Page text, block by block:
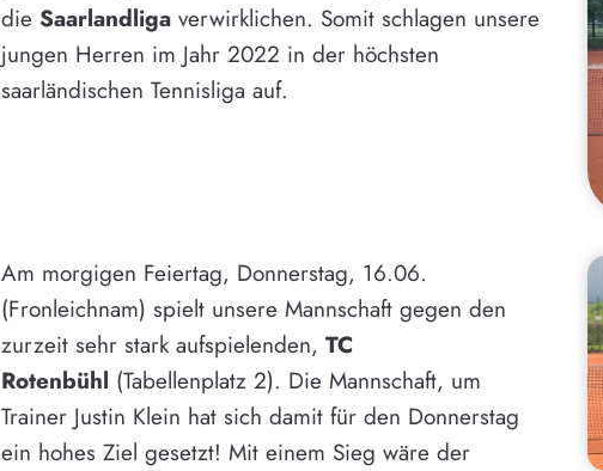
die Saarlandliga verwirklichen. Somit schlagen unsere
jungen Herren im Jahr 2022 in der höchsten
saarländischen Tennisliga auf.
Am morgigen Feiertag, Donnerstag, 16.06.
(Fronleichnam) spielt unsere Mannschaft gegen den
zurzeit sehr stark aufspielenden, TC
Rotenbühl (Tabellenplatz 2). Die Mannschaft, um
Trainer Justin Klein hat sich damit für den Donnerstag
ein hohes Ziel gesetzt! Mit einem Sieg wäre der